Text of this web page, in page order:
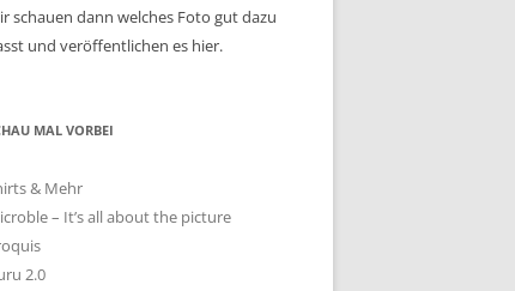
schauen dann welches Foto gut dazu
und veröffentlichen es hier.
MAL VORBEI
& Mehr
– It’s all about the picture
2.0